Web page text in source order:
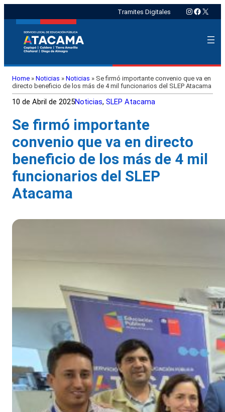
Tramites Digitales Instagram
X
Home » Noticias » Noticias » Se firmó importante convenio que va en
directo beneficio de los más de 4 mil funcionarios del SLEP Atacama
10 de Abril de 2025Noticias, SLEP Atacama
Se firmó importante
convenio que va en directo
beneficio de los más de 4 mil
funcionarios del SLEP
Atacama